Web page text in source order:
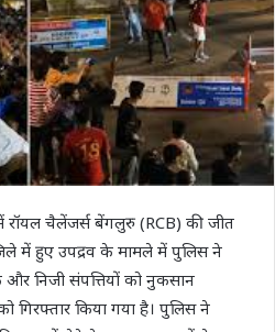
चैलेंजर्स बेंगलुरु (RCB) की जीत
में हुए उपद्रव के मामले में पुलिस ने
और निजी संपत्तियों को नुकसान
गिरफ्तार किया गया है। पुलिस ने